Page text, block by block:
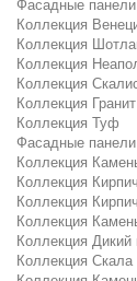
Фасадные
Коллекция
Коллекция
Коллекция
Коллекция
Коллекция Гранит
Коллекция Туф
Фасадные
Коллекция
Коллекция Кирпич
Коллекция
Коллекция
Коллекция Дикий
Коллекция Скала